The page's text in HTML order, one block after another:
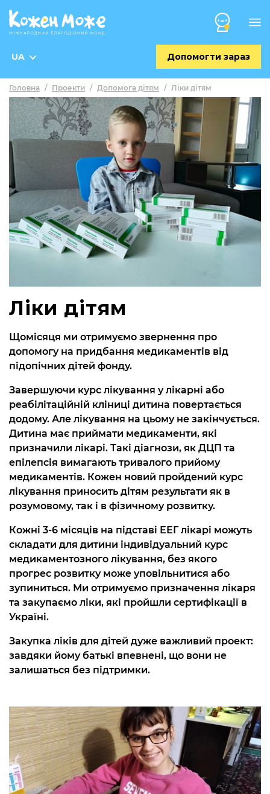
UA Допомогти зараз
Головна / Проекти / Допомога дітям / Ліки дітям
Ліки дітям
Щомісяця ми отримуємо звернення про
допомогу на придбання медикаментів від
підопічних дітей фонду.
Завершуючи курс лікування у лікарні або
реабілітаційній кліниці дитина повертається
додому. Але лікування на цьому не закінчується.
Дитина має приймати медикаменти, які
призначили лікарі. Такі діагнози, як ДЦП та
епілепсія вимагають тривалого прийому
медикаментів. Кожен новий пройдений курс
лікування приносить дітям результати як в
розумовому, так і в фізичному розвитку.
Кожні 3-6 місяців на підставі ЕЕГ лікарі можуть
складати для дитини індивідуальний курс
медикаментозного лікування, без якого
прогрес розвитку може уповільнитися або
зупиниться. Ми отримуємо призначення лікаря
та закупаємо ліки, які пройшли сертифікації в
Україні.
Закупка ліків для дітей дуже важливий проект:
завдяки йому батькі впевнені, що вони не
залишаться без підтримки.